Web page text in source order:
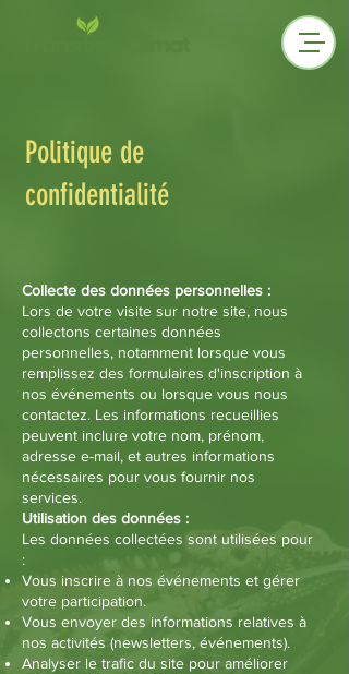
Politique de
confidentialité
Collecte des données personnelles :
Lors de votre visite sur notre site, nous
collectons certaines données
personnelles, notamment lorsque vous
remplissez des formulaires d'inscription à
nos événements ou lorsque vous nous
contactez. Les informations recueillies
peuvent inclure votre nom, prénom,
adresse e-mail, et autres informations
nécessaires pour vous fournir nos
services.
Utilisation des données :
Les données collectées sont utilisées pour
:
Vous inscrire à nos événements et gérer
votre participation.
Vous envoyer des informations relatives à
nos activités (newsletters, événements).
Analyser le trafic du site pour améliorer